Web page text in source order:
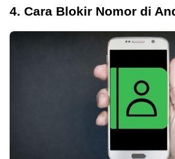
4. Cara Blokir Nomor di